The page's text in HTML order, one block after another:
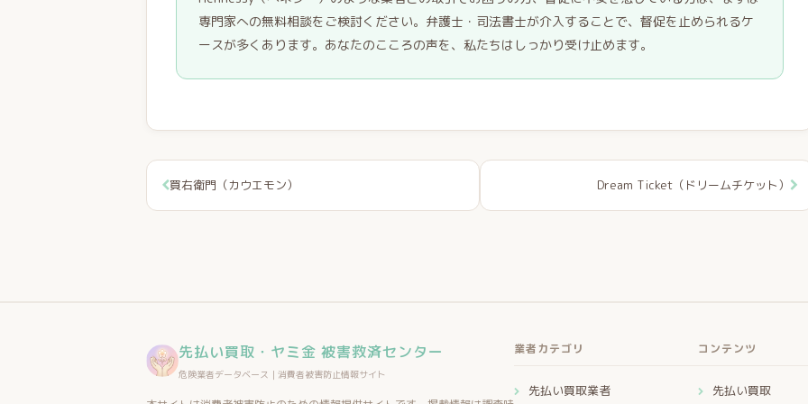
専門家への無料相談をご検討ください。弁護士・司法書士が介入することで、督促を止められるケ
ースが多くあります。あなたのこころの声を、私たちはしっかり受け止めます。
買右衛門（カウエモン） Dream Ticket（ドリームチケット）
先払い買取・ヤミ金 被害救済センター
危険業者データベース｜消費者被害防止情報サイト
業者カテゴリ
先払い買取業者
コンテンツ
先払い買取